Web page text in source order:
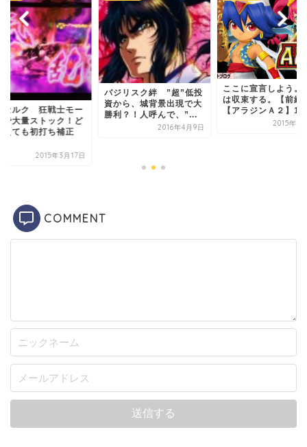
セルク 狂戦士モー
で大量ストック！ど
えても初打ち補正
2015年3月17日
バジリスク絆 ”超”低投
資から、城背景出現で大
勝利？！人呼んで、”...
2016年4月9日
ここに宣言しよう。
は収束する。【前
【アラジンＡ２】
2015年4
COMMENT